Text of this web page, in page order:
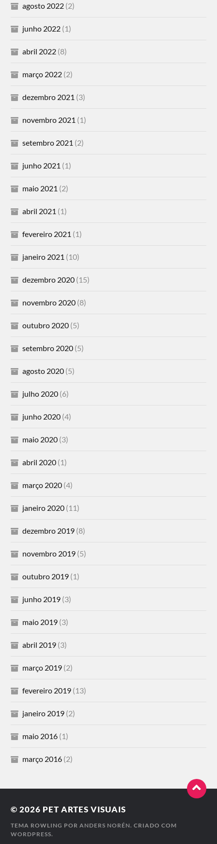
agosto 2022 (2)
junho 2022 (1)
abril 2022 (8)
março 2022 (2)
dezembro 2021 (3)
novembro 2021 (1)
setembro 2021 (2)
junho 2021 (1)
maio 2021 (2)
abril 2021 (1)
fevereiro 2021 (1)
janeiro 2021 (10)
dezembro 2020 (15)
novembro 2020 (8)
outubro 2020 (5)
setembro 2020 (5)
agosto 2020 (5)
julho 2020 (6)
junho 2020 (4)
maio 2020 (3)
abril 2020 (1)
março 2020 (4)
janeiro 2020 (11)
dezembro 2019 (8)
novembro 2019 (5)
outubro 2019 (1)
junho 2019 (3)
maio 2019 (3)
abril 2019 (3)
março 2019 (2)
fevereiro 2019 (13)
janeiro 2019 (2)
maio 2016 (1)
março 2016 (2)
© 2026 PET ARTES VISUAIS
TEMA ROWLING PORANDERS NORÉN. CRIADO COM
WORDPRESS.